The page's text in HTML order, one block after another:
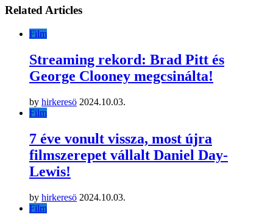
Related Articles
Film
Streaming rekord: Brad Pitt és
George Clooney megcsinálta!
by hirkeresö 2024.10.03.
Film
7 éve vonult vissza, most újra
filmszerepet vállalt Daniel Day-
Lewis!
by hirkeresö 2024.10.03.
Film